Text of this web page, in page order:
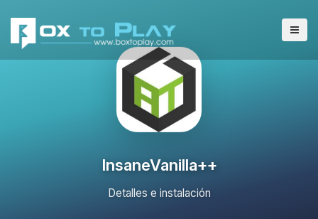
InsaneVanilla++
Detalles e instalación